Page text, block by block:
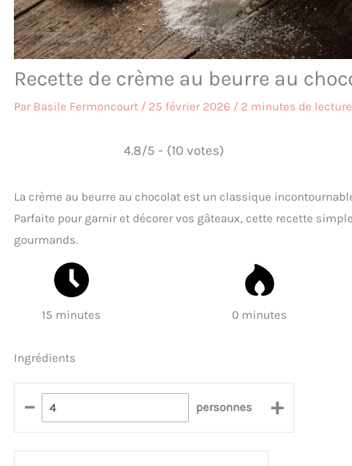
Recette de crème au beurre au
Par Basile Fermoncourt / 25 février 2026 / 2 minutes de lecture
4.8/5 - (10 votes)
La crème au beurre au chocolat est un classique
Parfaite pour garnir et décorer vos gâteaux, cette recette
gourmands.
15 minutes 0 minutes
Ingrédients
– personnes +